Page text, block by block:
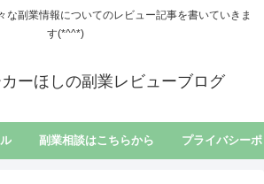
な副業情報についてのレビュー記事を書いていきま
す(*^^*)
ーほしの副業レビューブログ
副業相談はこちらから プライバシー